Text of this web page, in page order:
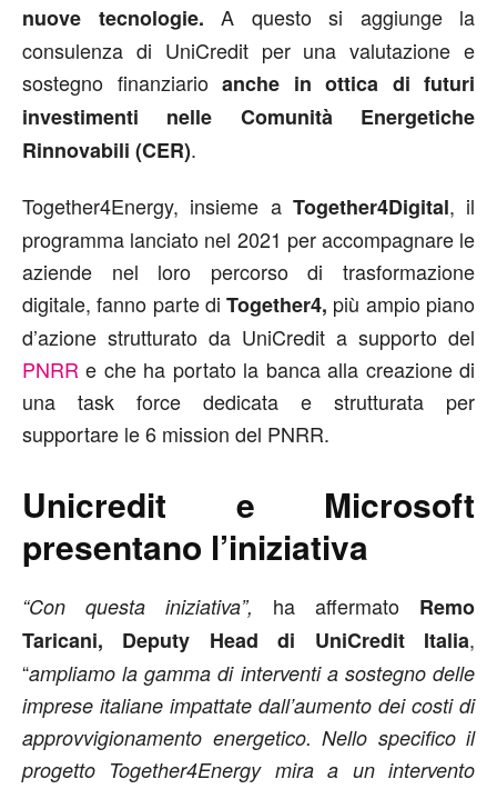
nuove tecnologie. A questo si aggiunge la
consulenza di UniCredit per una valutazione e
sostegno finanziario anche in ottica di futuri
investimenti nelle Comunità Energetiche
Rinnovabili (CER).
Together4Energy, insieme a Together4Digital, il
programma lanciato nel 2021 per accompagnare le
aziende nel loro percorso di trasformazione
digitale, fanno parte diTogether4, più ampio piano
d’azione strutturato da UniCredit a supporto del
PNRR e che ha portato la banca alla creazione di
una task force dedicata e strutturata per
supportare le 6 mission del PNRR.
Unicredit e Microsoft
presentano l’iniziativa
“Con questa iniziativa”, ha affermato Remo
Taricani, Deputy Head di UniCredit Italia,
“ampliamo la gamma di interventi a sostegno delle
imprese italiane impattate dall’aumento dei costi di
approvvigionamento energetico. Nello specifico il
progetto Together4Energy mira a un intervento